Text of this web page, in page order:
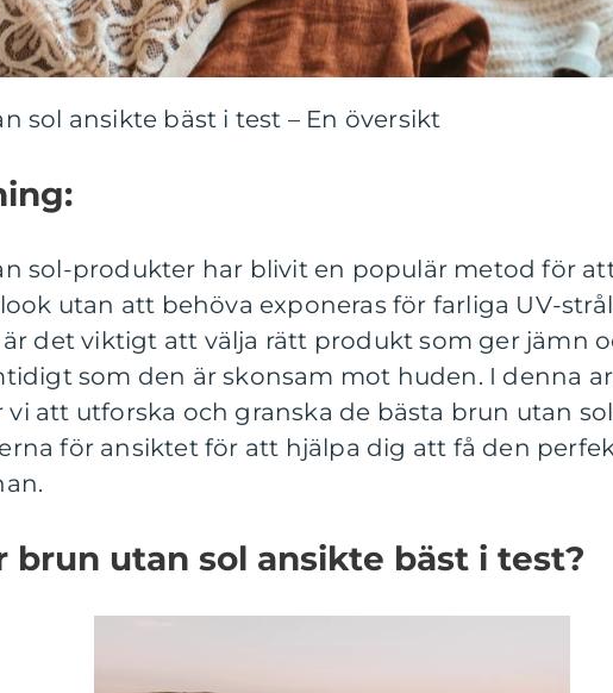
sol ansikte bäst i test – En översikt
sol-produkter har blivit en populär metod för
utan att behöva exponeras för farliga UV-
det viktigt att välja rätt produkt som ger jämn
som den är skonsam mot huden. I denna
vi att utforska och granska de bästa brun utan
för ansiktet för att hjälpa dig att få den
brun utan sol ansikte bäst i test?